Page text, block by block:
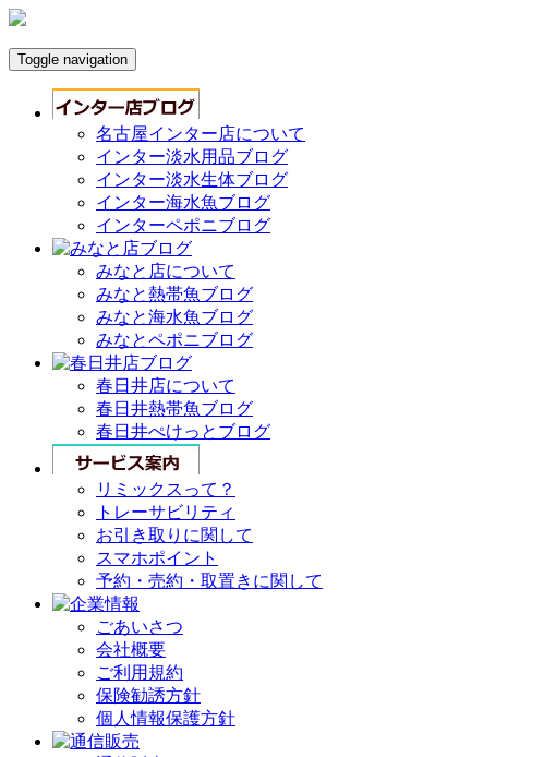
Toggle navigation
名古屋インター店について
インター淡水用品ブログ
インター淡水生体ブログ
インター海水魚ブログ
インターペポニブログ
みなと店について
みなと熱帯魚ブログ
みなと海水魚ブログ
みなとペポニブログ
春日井店について
春日井熱帯魚ブログ
春日井ぺけっとブログ
リミックスって？
トレーサビリティ
お引き取りに関して
スマホポイント
予約・売約・取置きに関して
ごあいさつ
会社概要
ご利用規約
保険勧誘方針
個人情報保護方針